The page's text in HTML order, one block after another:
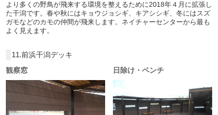
より多くの野鳥が飛来する環境を整えるために2018年４月に拡張し
た干潟です。春や秋にはキョウジョシギ、キアシシギ、冬にはスズ
ガモなどのカモの仲間が飛来します。ネイチャーセンターから最も
よく見えます。
11.前浜干潟デッキ
観察窓
日除け・ベンチ